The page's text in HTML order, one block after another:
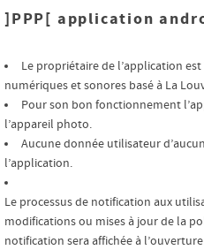
]PPP[ application
Le propriétaire de l’application
numériques et sonores basé à La
Pour son bon fonctionnement
l’appareil photo.
Aucune donnée utilisateur
l’application.
Le processus de notification aux
modifications ou mises à jour de la
notification sera affichée à